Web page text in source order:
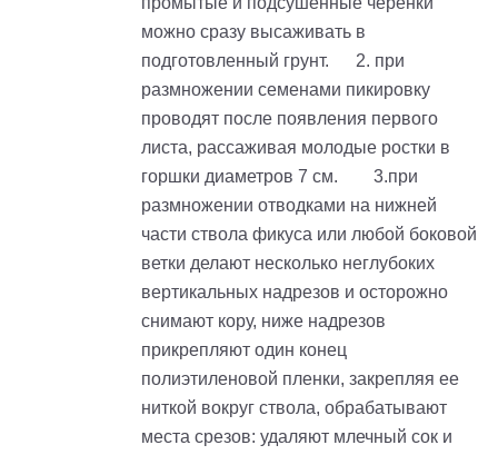
можно сразу высаживать в
подготовленный грунт. 2. при
размножении семенами пикировку
проводят после появления первого
листа, рассаживая молодые ростки в
горшки диаметров 7 см. 3.при
размножении отводками на нижней
части ствола фикуса или любой боковой
ветки делают несколько неглубоких
вертикальных надрезов и осторожно
снимают кору, ниже надрезов
прикрепляют один конец
полиэтиленовой пленки, закрепляя ее
ниткой вокруг ствола, обрабатывают
места срезов: удаляют млечный сок и